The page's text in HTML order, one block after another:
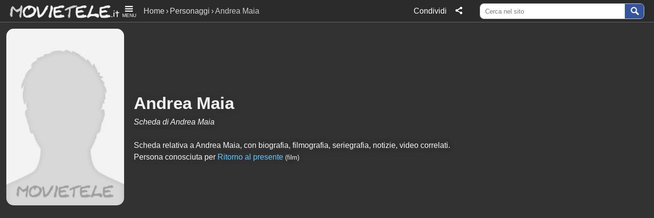
MENU
Home Personaggi Andrea Maia Condividi
Andrea Maia
Scheda di Andrea Maia
Scheda relativa a Andrea Maia, con biografia, filmografia, seriegrafia, notizie, video correlati.
Persona conosciuta per Ritorno al presente (film)